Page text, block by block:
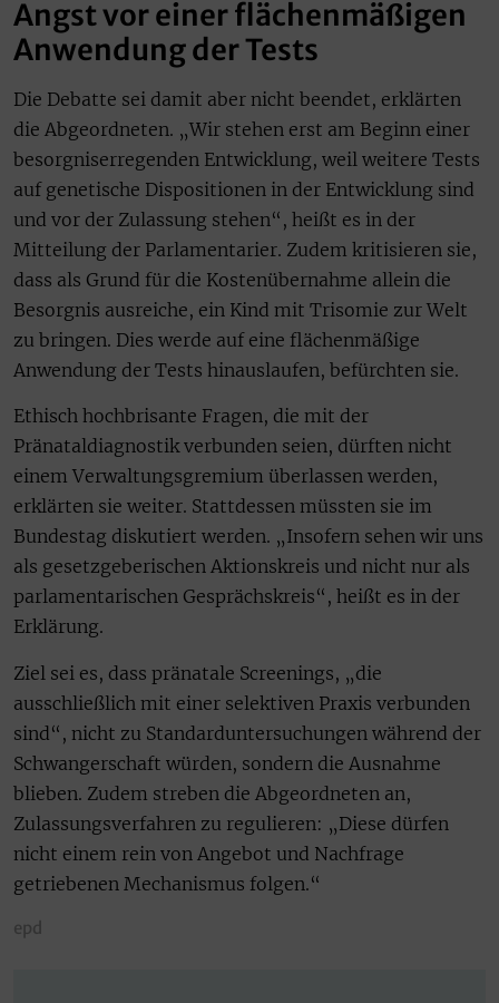
Angst vor einer flächenmäßigen
Anwendung der Tests
Die Debatte sei damit aber nicht beendet, erklärten
die Abgeordneten. „Wir stehen erst am Beginn einer
besorgniserregenden Entwicklung, weil weitere Tests
auf genetische Dispositionen in der Entwicklung sind
und vor der Zulassung stehen“, heißt es in der
Mitteilung der Parlamentarier. Zudem kritisieren sie,
dass als Grund für die Kostenübernahme allein die
Besorgnis ausreiche, ein Kind mit Trisomie zur Welt
zu bringen. Dies werde auf eine flächenmäßige
Anwendung der Tests hinauslaufen, befürchten sie.
Ethisch hochbrisante Fragen, die mit der
Pränataldiagnostik verbunden seien, dürften nicht
einem Verwaltungsgremium überlassen werden,
erklärten sie weiter. Stattdessen müssten sie im
Bundestag diskutiert werden. „Insofern sehen wir uns
als gesetzgeberischen Aktionskreis und nicht nur als
parlamentarischen Gesprächskreis“, heißt es in der
Erklärung.
Ziel sei es, dass pränatale Screenings, „die
ausschließlich mit einer selektiven Praxis verbunden
sind“, nicht zu Standarduntersuchungen während der
Schwangerschaft würden, sondern die Ausnahme
blieben. Zudem streben die Abgeordneten an,
Zulassungsverfahren zu regulieren: „Diese dürfen
nicht einem rein von Angebot und Nachfrage
getriebenen Mechanismus folgen.“
epd